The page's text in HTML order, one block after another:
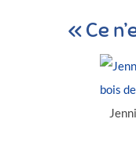
« Ce